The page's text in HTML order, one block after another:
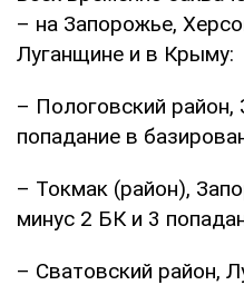
– на Запорожье,
Луганщине и в Крыму:
– Пологовский район,
попадание в
– Токмак (район),
минус 2 БК и 3
– Сватовский район,